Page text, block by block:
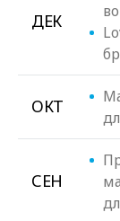
ДЕК
ОКТ
СЕН